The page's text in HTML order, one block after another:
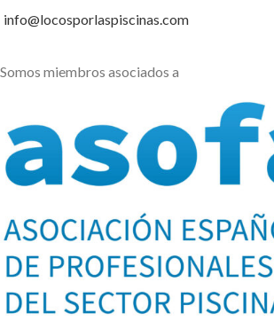
info@locosporlaspiscinas.com
Somos miembros asociados a